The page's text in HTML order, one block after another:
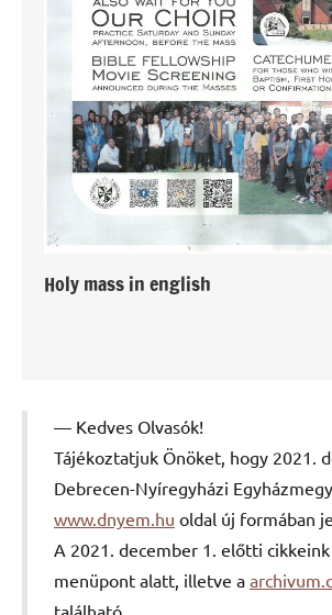
Holy mass in english
Kedves Olvasók!
Tájékoztatjuk Önöket, hogy 2021.
Debrecen-Nyíregyházi
www.dnyem.hu oldal új formában
A 2021. december 1. előtti cikkeink
menüpont alatt, illetve a
található.